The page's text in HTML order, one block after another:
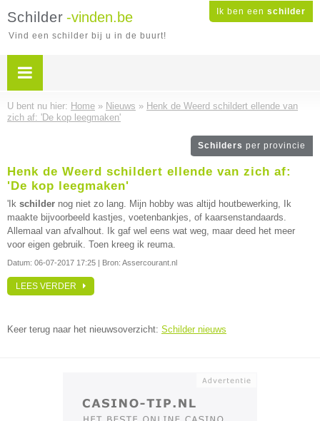
Ik ben een schilder
Schilder -vinden.be
Vind een schilder bij u in de buurt!
U bent nu hier: Home » Nieuws » Henk de Weerd schildert ellende van
zich af: 'De kop leegmaken'
Schilders per provincie
Henk de Weerd schildert ellende van zich af:
'De kop leegmaken'
'Ik schilder nog niet zo lang. Mijn hobby was altijd houtbewerking, Ik
maakte bijvoorbeeld kastjes, voetenbankjes, of kaarsenstandaards.
Allemaal van afvalhout. Ik gaf wel eens wat weg, maar deed het meer
voor eigen gebruik. Toen kreeg ik reuma.
Datum: 06-07-2017 17:25 | Bron: Assercourant.nl
LEES VERDER
Keer terug naar het nieuwsoverzicht: Schilder nieuws